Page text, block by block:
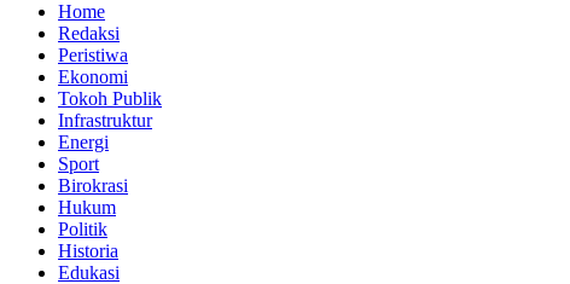
Home
Redaksi
Peristiwa
Ekonomi
Tokoh Publik
Infrastruktur
Energi
Sport
Birokrasi
Hukum
Politik
Historia
Edukasi